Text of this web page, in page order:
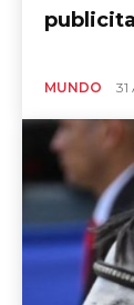
MUNDO